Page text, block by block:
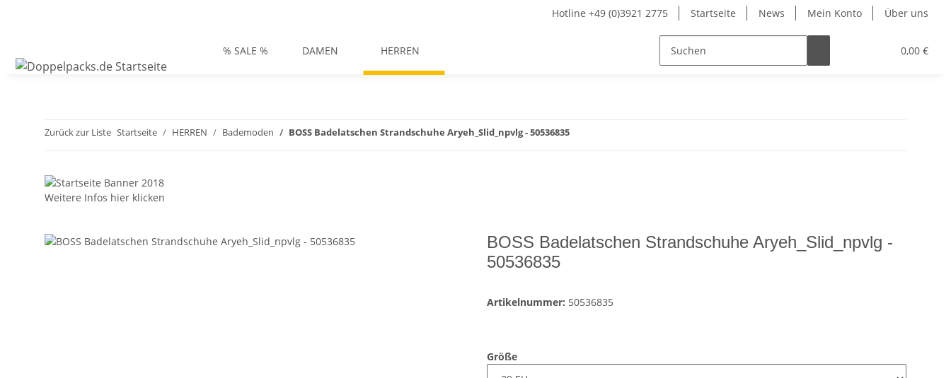
Hotline +49 (0)3921 2775 Startseite News Mein Konto Über uns
0,00 €
% SALE % DAMEN HERREN
Zurück zur Liste Startseite HERREN Bademoden BOSS Badelatschen Strandschuhe Aryeh_Slid_npvlg - 50536835
Weitere Infos hier klicken
BOSS Badelatschen Strandschuhe Aryeh_Slid_npvlg -
50536835
Artikelnummer: 50536835
Größe